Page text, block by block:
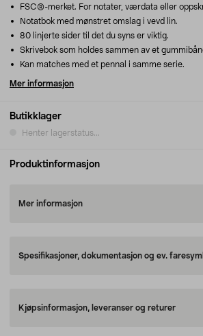
Butikklager
Henter lagerstatus...
FSC®-merket. For notater, værdata eller
Notatbok med mønstret omslag i vevd lin.
80 linjerte sider til det du syns er viktig.
Skrivebok som holdes sammen av et
Kan matches med et pennal i samme serie.
Mer informasjon
Produktinformasjon
Mer informasjon
Spesifikasjoner, dokumentasjon og ev.
Kjøpsinformasjon, leveranser og returer